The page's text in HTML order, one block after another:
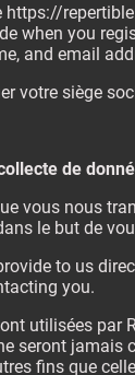
https://
when you
and email
votre siège
de
vous nous
le but de
to us
you.
utilisées par
seront jamais
fins que